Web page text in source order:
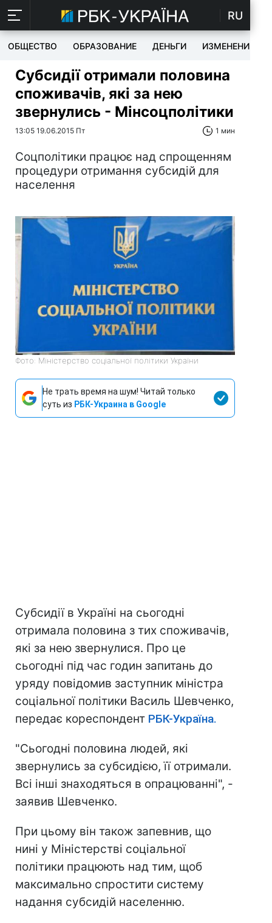
RU
ОБЩЕСТВО ОБРАЗОВАНИЕ ДЕНЬГИ ИЗМЕНЕНИЯ
Субсидії отримали половина
споживачів, які за нею
звернулись - Мінсоцполітики
13:05 19.06.2015 Пт 1 мин
Соцполітики працює над спрощенням
процедури отримання субсидій для
населення
Фото: Міністерство соціальної політики України
Не трать время на шум! Читай только
суть из РБК-Украина в Google
Субсидії в Україні на сьогодні
отримала половина з тих споживачів,
які за нею звернулися. Про це
сьогодні під час годин запитань до
уряду повідомив заступник міністра
соціальної політики Василь Шевченко,
передає кореспондент РБК-Україна.
"Сьогодні половина людей, які
звернулись за субсидією, її отримали.
Всі інші знаходяться в опрацюванні", -
заявив Шевченко.
При цьому він також запевнив, що
нині у Міністерстві соціальної
політики працюють над тим, щоб
максимально спростити систему
надання субсидій населенню.